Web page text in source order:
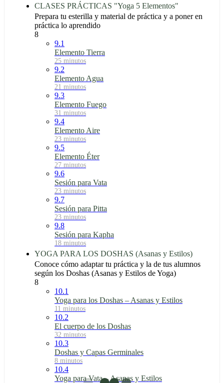
CLASES PRÁCTICAS "Yoga 5 Elementos"
Prepara tu esterilla y material de práctica y a poner en
práctica lo aprendido
8
9.1
Elemento Tierra
25 minutos
9.2
Elemento Agua
21 minutos
9.3
Elemento Fuego
31 minutos
9.4
Elemento Aire
23 minutos
9.5
Elemento Éter
27 minutos
9.6
Sesión para Vata
23 minutos
9.7
Sesión para Pitta
23 minutos
9.8
Sesión para Kapha
18 minutos
YOGA PARA LOS DOSHAS (Asanas y Estilos)
Conoce cómo adaptar tu práctica y la de tus alumnos
según los Doshas (Asanas y Estilos de Yoga)
8
10.1
Yoga para los Doshas – Asanas y Estilos
11 minutos
10.2
El cuerpo de los Doshas
32 minutos
10.3
Doshas y Capas Germinales
8 minutos
10.4
Yoga para Vata – Asanas y Estilos